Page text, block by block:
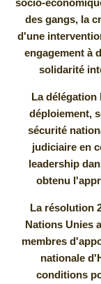
socio-
des gangs, la
d'une
engagement à
solidarité
La délégation
déploiement,
sécurité
judiciaire en
leadership
obtenu
La résolution
Nations Unies
membres
nationale
conditions